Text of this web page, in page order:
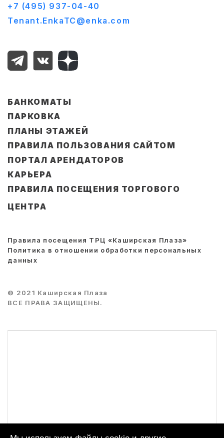
+7 (495) 937-04-40
Tenant.EnkaTC@enka.com
БАНКОМАТЫ
ПАРКОВКА
ПЛАНЫ ЭТАЖЕЙ
ПРАВИЛА ПОЛЬЗОВАНИЯ САЙТОМ
ПОРТАЛ АРЕНДАТОРОВ
КАРЬЕРА
ПРАВИЛА ПОСЕЩЕНИЯ ТОРГОВОГО
ЦЕНТРА
Правила посещения ТРЦ «Каширская Плаза»
Политика в отношении обработки персональных
данных
© 2021 Каширская Плаза
ВСЕ ПРАВА ЗАЩИЩЕНЫ.